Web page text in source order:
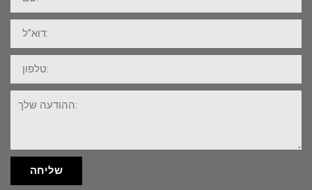
דוא"ל:
טלפון:
ההודעה
שלך:
שליחה